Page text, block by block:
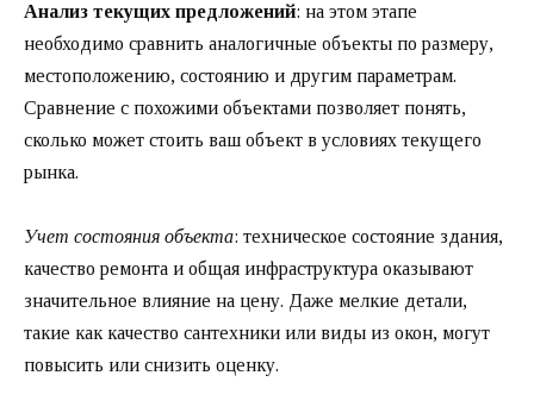
Анализ текущих предложений: на этом этапе
необходимо сравнить аналогичные объекты по размеру,
местоположению, состоянию и другим параметрам.
Сравнение с похожими объектами позволяет понять,
сколько может стоить ваш объект в условиях текущего
рынка.
Учет состояния объекта: техническое состояние здания,
качество ремонта и общая инфраструктура оказывают
значительное влияние на цену. Даже мелкие детали,
такие как качество сантехники или виды из окон, могут
повысить или снизить оценку.